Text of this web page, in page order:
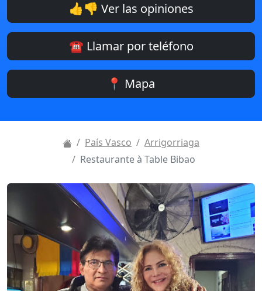
👍👎 Ver las opiniones
☎️ Llamar por teléfono
📍 Mapa
País Vasco
Arrigorriaga
Restaurante à Table Bibao